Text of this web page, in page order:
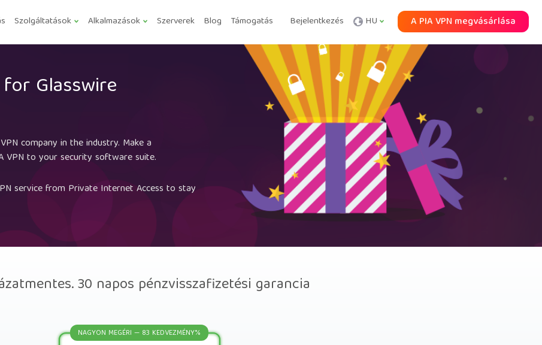
Szolgáltatások Alkalmazások Szerverek Blog Támogatás Bejelentkezés HU A PIA VPN megvásárlása
Glasswire
company in the industry. Make a
VPN to your security software suite.
service from Private Internet Access to stay
30 napos pénzvisszafizetési garancia
NAGYON MEGÉRI — 83 KEDVEZMÉNY%